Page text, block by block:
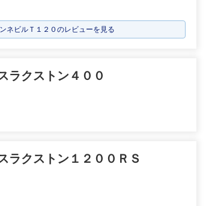
ネビルＴ１２０のレビューを見る
ラクストン４００
ラクストン１２００ＲＳ